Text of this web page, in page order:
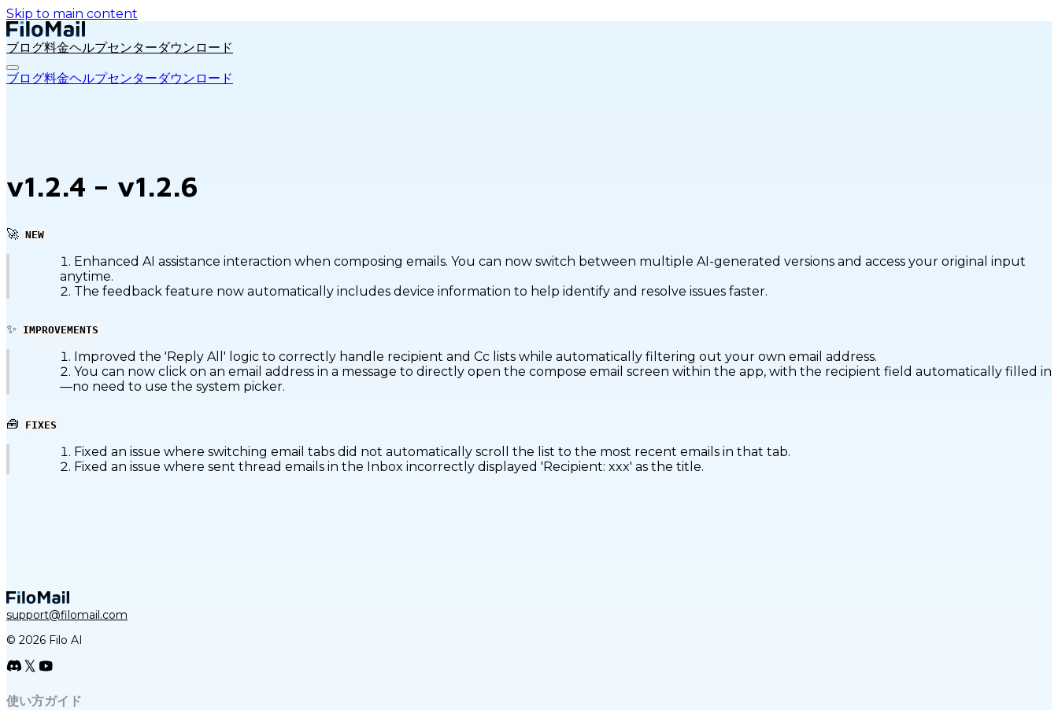
Skip to main content
ブログ料金ヘルプセンターダウンロード
ブログ料金ヘルプセンターダウンロード
v1.2.4 – v1.2.6
🚀 NEW
Enhanced AI assistance interaction when composing emails. You can now switch between multiple AI-generated versions and access your original input
anytime.
The feedback feature now automatically includes device information to help identify and resolve issues faster.
✨ IMPROVEMENTS
Improved the 'Reply All' logic to correctly handle recipient and Cc lists while automatically filtering out your own email address.
You can now click on an email address in a message to directly open the compose email screen within the app, with the recipient field automatically filled in
—no need to use the system picker.
🧰 FIXES
Fixed an issue where switching email tabs did not automatically scroll the list to the most recent emails in that tab.
Fixed an issue where sent thread emails in the Inbox incorrectly displayed 'Recipient: xxx' as the title.
support@filomail.com
© 2026 Filo AI
使い方ガイド